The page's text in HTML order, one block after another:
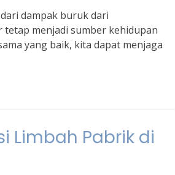
dampak buruk dari
menjadi sumber kehidupan
yang baik, kita dapat menjaga
Limbah Pabrik di